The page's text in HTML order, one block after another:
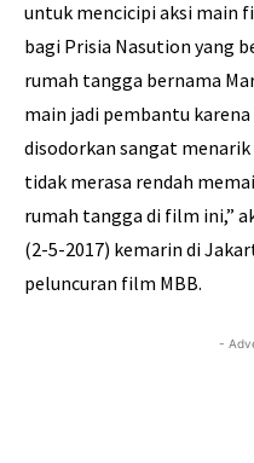
untuk mencicipi aksi main
bagi Prisia Nasution yang
rumah tangga bernama
main jadi pembantu
disodorkan sangat menarik
tidak merasa rendah
rumah tangga di film ini,”
(2-5-2017) kemarin di
peluncuran film MBB.
-